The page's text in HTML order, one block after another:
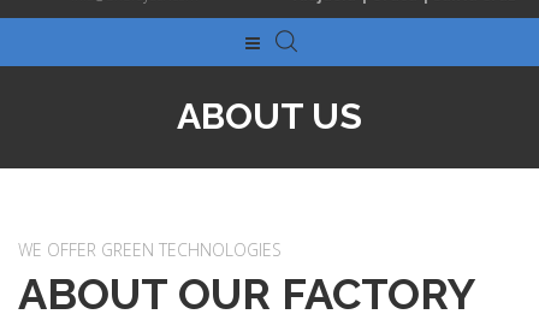
ABOUT US
WE OFFER GREEN TECHNOLOGIES
ABOUT OUR FACTORY